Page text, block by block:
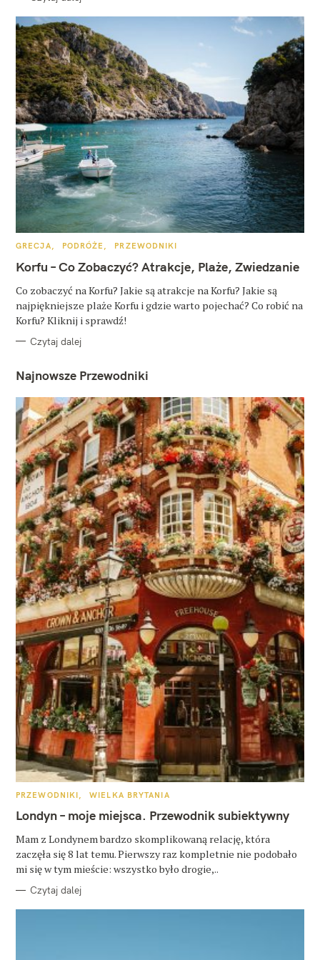
K
T
E
O
R
I
GRECJA PODRÓŻE PRZEWODNIKI
Korfu – Co Zobaczyć? Atrakcje, Plaże, Zwiedzanie
Co zobaczyć na Korfu? Jakie są atrakcje na Korfu? Jakie są
najpiękniejsze plaże Korfu i gdzie warto pojechać? Co robić na
Korfu? Kliknij i sprawdź!
Czytaj dalej
Najnowsze Przewodniki
K
T
E
O
R
I
PRZEWODNIKI WIELKA BRYTANIA
Londyn – moje miejsca. Przewodnik subiektywny
Mam z Londynem bardzo skomplikowaną relację, która
zaczęła się 8 lat temu. Pierwszy raz kompletnie nie podobało
mi się w tym mieście: wszystko było drogie,..
Czytaj dalej